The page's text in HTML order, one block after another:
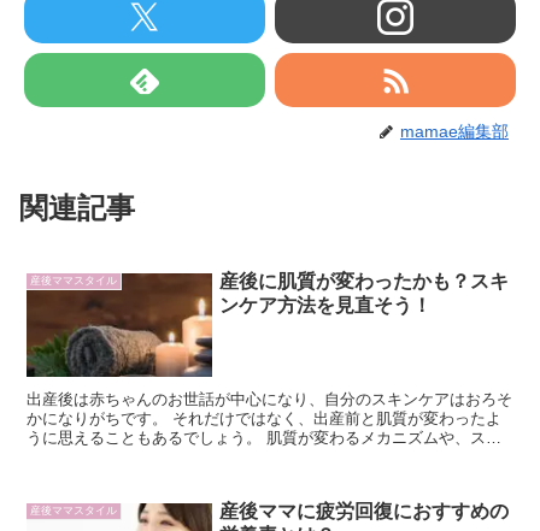
mamae編集部
関連記事
産後ママスタイル
産後に肌質が変わったかも？スキ
ンケア方法を見直そう！
出産後は赤ちゃんのお世話が中心になり、自分のスキンケアはおろそ
かになりがちです。 それだけではなく、出産前と肌質が変わったよ
うに思えることもあるでしょう。 肌質が変わるメカニズムや、スキ
産後ママスタイル
産後ママに疲労回復におすすめの